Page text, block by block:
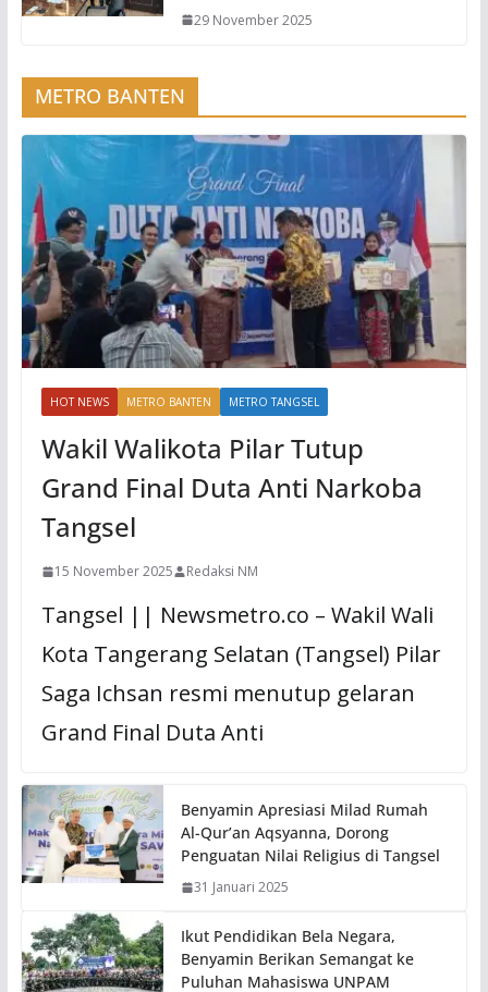
29 November 2025
METRO BANTEN
HOT NEWS METRO BANTEN METRO TANGSEL
Wakil Walikota Pilar Tutup
Grand Final Duta Anti Narkoba
Tangsel
15 November 2025 Redaksi NM
Tangsel || Newsmetro.co – Wakil Wali
Kota Tangerang Selatan (Tangsel) Pilar
Saga Ichsan resmi menutup gelaran
Grand Final Duta Anti
Benyamin Apresiasi Milad Rumah
Al-Qur’an Aqsyanna, Dorong
Penguatan Nilai Religius di Tangsel
31 Januari 2025
Ikut Pendidikan Bela Negara,
Benyamin Berikan Semangat ke
Puluhan Mahasiswa UNPAM